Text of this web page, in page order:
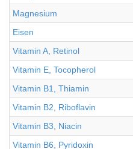
Magnesium
Eisen
Vitamin A, Retinol
Vitamin E, Tocopherol
Vitamin B1, Thiamin
Vitamin B2, Riboflavin
Vitamin B3, Niacin
Vitamin B6, Pyridoxin